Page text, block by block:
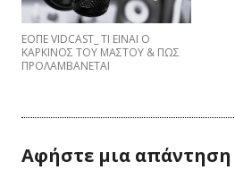
EΟΠΕ VIDCAST_ ΤΙ ΕΙΝΑΙ Ο
ΚΑΡΚΙΝΟΣ ΤΟΥ ΜΑΣΤΟΥ & ΠΩΣ
ΠΡΟΛΑΜΒΑNETAI
Αφήστε μια απάντηση